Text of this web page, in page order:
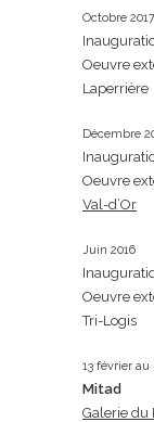
Octobre 2017
Oeuvre
Laperrière
Décembre
Oeuvre
Val-d’Or
Juin 2016
Oeuvre
Tri-Logis
13 février au
Mitad
Galerie du